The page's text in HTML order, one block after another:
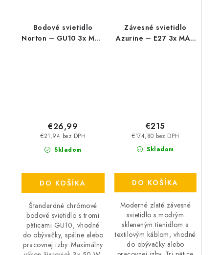
Bodové svietidlo
Norton – GU10 3x MAX
Skladom
€21,94 bez DPH
€26,99
DO KOŠÍKA
Štandardné chrómové
bodové svietidlo s tromi
päticami GU10, vhodné
do obývačky, spálne alebo
pracovnej izby. Maximálny
Závesné svietidlo
Azurine – E27 3x MAX
Skladom
€174,80 bez DPH
€215
DO KOŠÍKA
Moderné zlaté závesné
svietidlo s modrým
skleneným tienidlom a
textilovým káblom, vhodné
do obývačky alebo